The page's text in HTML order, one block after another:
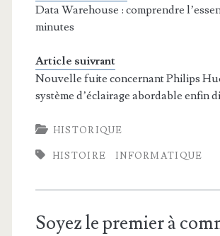
Data Warehouse : comprendre
minutes
Article suivrant
Nouvelle fuite concernant Philips
système d’éclairage abordable enfin
HISTORIQUE
HISTOIRE INFORMATIQUE
Soyez le premier à